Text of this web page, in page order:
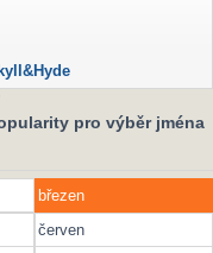
pro výběr jména
březen
červen